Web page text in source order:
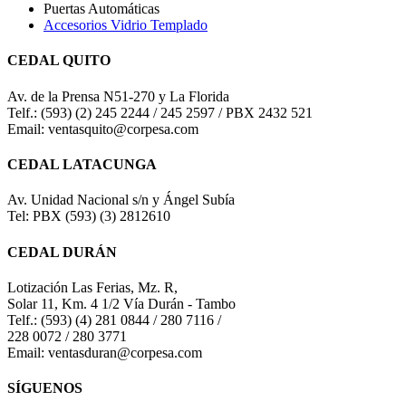
Puertas Automáticas
Accesorios Vidrio Templado
CEDAL QUITO
Av. de la Prensa N51-270 y La Florida
Telf.: (593) (2) 245 2244 / 245 2597 / PBX 2432 521
Email: ventasquito@corpesa.com
CEDAL LATACUNGA
Av. Unidad Nacional s/n y Ángel Subía
Tel: PBX (593) (3) 2812610
CEDAL DURÁN
Lotización Las Ferias, Mz. R,
Solar 11, Km. 4 1/2 Vía Durán - Tambo
Telf.: (593) (4) 281 0844 / 280 7116 /
228 0072 / 280 3771
Email: ventasduran@corpesa.com
SÍGUENOS